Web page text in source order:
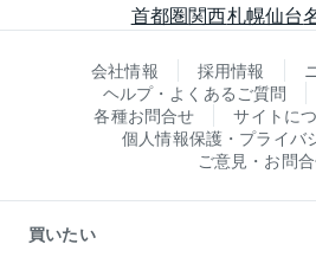
首都圏関西札幌仙台
会社情報 採用情報
ヘルプ・よくあるご質問
各種お問合せ
サイトに
個人情報保護・プライバ
ご意見・お問
買いたい